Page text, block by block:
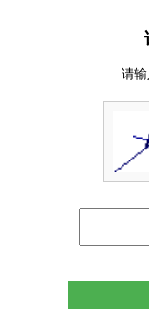
请输